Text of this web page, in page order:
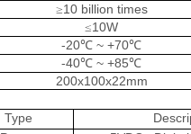
≥10 billion times
≤10W
-20℃ ~ +70℃
-40℃ ~ +85℃
200x100x22mm
Type